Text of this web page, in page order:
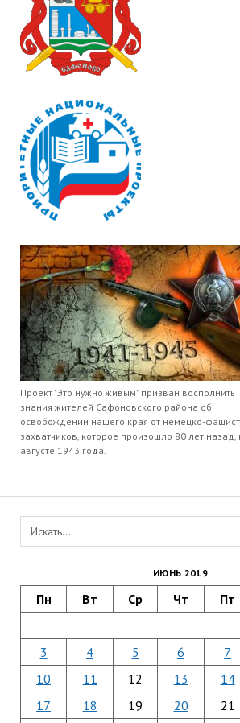
Проект "Это нужно живым" призван восполнить
знания жителей Сафоновского района об
освобождении нашего края от немецко-
захватчиков, которое произошло 80 лет назад,
августе 1943 года.
ИЮНЬ 2019
Пн Вт Ср Чт Пт
3
4 5 6 7
10
11 12 13 14
17
18 19 20 21